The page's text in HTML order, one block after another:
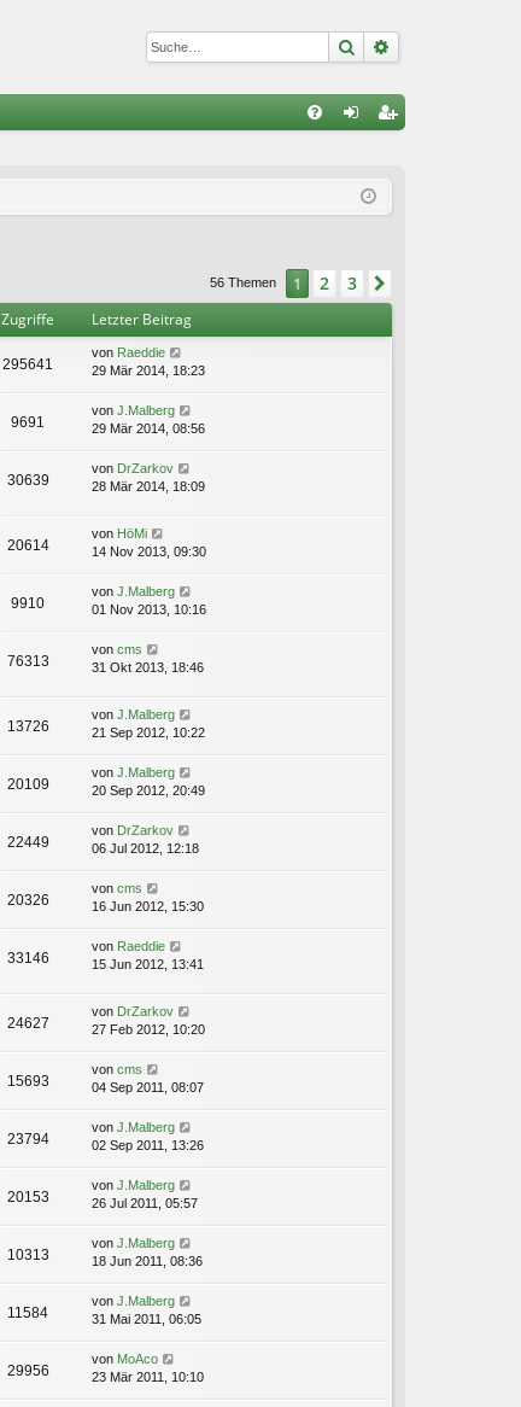
Suche
n
ist
56 Themen 1 2 3
Zugriffe Letzter Beitrag
295641
von Raeddie
29 Mär 2014, 18:23
9691
von J.Malberg
29 Mär 2014, 08:56
30639
von DrZarkov
28 Mär 2014, 18:09
20614
von HöMi
14 Nov 2013, 09:30
9910
von J.Malberg
01 Nov 2013, 10:16
76313
von cms
31 Okt 2013, 18:46
13726
von J.Malberg
21 Sep 2012, 10:22
20109
von J.Malberg
20 Sep 2012, 20:49
22449
von DrZarkov
06 Jul 2012, 12:18
20326
von cms
16 Jun 2012, 15:30
33146
von Raeddie
15 Jun 2012, 13:41
24627
von DrZarkov
27 Feb 2012, 10:20
15693
von cms
04 Sep 2011, 08:07
23794
von J.Malberg
02 Sep 2011, 13:26
20153
von J.Malberg
26 Jul 2011, 05:57
10313
von J.Malberg
18 Jun 2011, 08:36
11584
von J.Malberg
31 Mai 2011, 06:05
29956
von MoAco
23 Mär 2011, 10:10